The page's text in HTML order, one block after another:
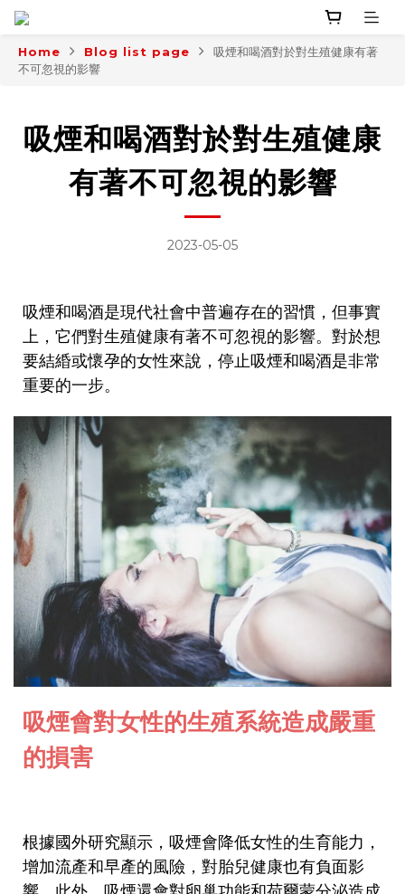
Home Blog list page
吸煙和喝酒對於對生殖健康有著
不可忽視的影響
吸煙和喝酒對於對生殖健康
有著不可忽視的影響
2023-05-05
吸煙和喝酒是現代社會中普遍存在的習慣，但事實
上，它們對生殖健康有著不可忽視的影響。對於想
要結緍或懷孕的女性來說，停止吸煙和喝酒是非常
重要的一步。
吸煙會對女性的生殖系統造成嚴重
的損害
根據國外研究顯示，吸煙會降低女性的生育能力，
增加流產和早產的風險，對胎兒健康也有負面影